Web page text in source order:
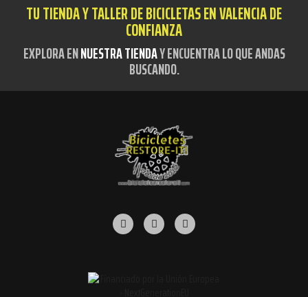
TU TIENDA Y TALLER DE BICICLETAS EN VALENCIA DE
CONFIANZA
EXPLORA ENNUESTRA TIENDAY ENCUENTRA LO QUE ANDAS
BUSCANDO.